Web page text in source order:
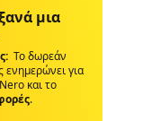
μια
Το δωρεάν
ενημερώνει για
και το
.